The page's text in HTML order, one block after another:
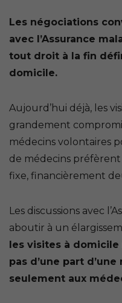
Les négociations
avec l’Assurance
tout droit à la fin
domicile.
Aujourd’hui déjà, les
grandement
médecins volontaires
de médecins
fixe, financièrement
Les discussions avec
aboutir à un
les visites à
pas d’une part
seulement aux